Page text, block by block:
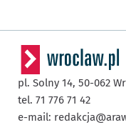
pl. Solny 14, 50-062
tel. 71 776 71 42
e-mail: